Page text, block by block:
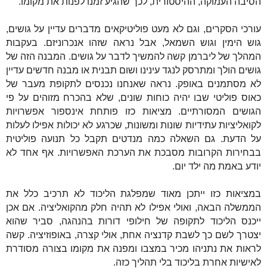
עורכי הסקרים, וגם לא מעט פוליטיקאים מדברים עדיין על גושים,
גוש הימין וגוש השמאל, אבל נראה שזהו אנכרוניזם. בעקבות
המהלך של ליברמן קשה להמשיך לדבר על גושים. המבנה הזה של
גושים הולך ומתרסק לנגד עינינו ושום תבנית או מבנה חדשים עדיין
לא מסתמנים באופק. נראה שאנחנו נכנסים לתקופת מעבר של
כאוס פוליטי שבו יהיה כוחות שונים, שלא בהכרח מזוהים על פי
הגושים המסורתיים. מציאות כזו פותחת אינספור אפשרויות
לקואליציות עתידיות שונות ומשונות, שכרגע לא יכולות אפילו לעלות
על הדעת. גם השאלה כמה מנדטים תקבל כל תנועה פוליטית
בבחירות הקרובות מסבכת את הערכת האפשרויות. אף אחד לא
יודע באמת מה ילד יום.
במציאות כזו ייתכן מאוד שמפלגת הליכוד לא תרכיב כלל את
הממשלה הבאה, ואולי אפילו לא תהיה חלק מהקואליציה. אם אכן
ייכנס הליכוד לתקופה של חילופי דורות בהנהגה, סביר שהוא
יצטרך לשם כך לשבת קדנציה אחת, אולי קצרה, באופוזיציה. קשה
לראות את נתניהו מכיר במצבו ומפנה את מקומו בצורה מסודרת
לאישיות אחרת בליכוד בלי תהליך כזה.